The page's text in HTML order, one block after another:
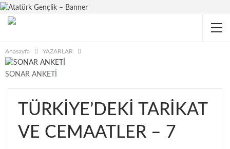
Anasayfa YAZARLAR
SONAR ANKETİ
TÜRKİYE’DEKİ TARİKAT
VE CEMAATLER – 7